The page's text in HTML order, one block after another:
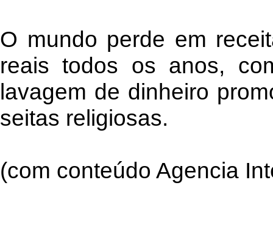
O mundo perde em
reais todos os anos,
lavagem de dinheiro
seitas religiosas.
(com conteúdo Agencia